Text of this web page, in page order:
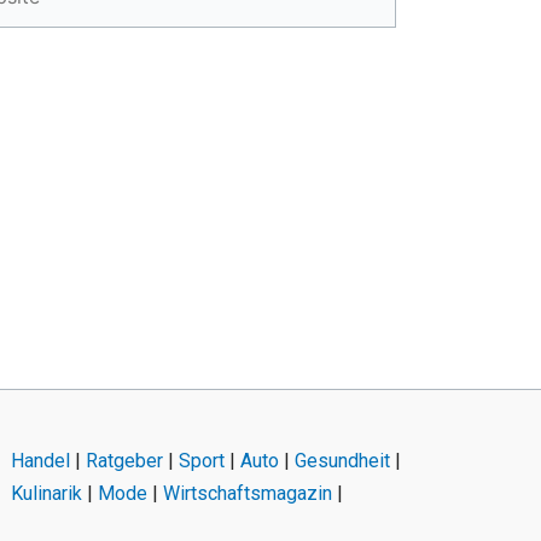
Handel | Ratgeber |Sport |Auto |Gesundheit |
Kulinarik | Mode |Wirtschaftsmagazin |